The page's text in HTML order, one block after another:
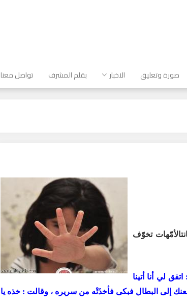
صورة وتعليق الاخبار بقلم المشرف تواصل معنا
تخوّف
لي أنا أتينا
إلى البطال فبكى فأخذَتْه من سريره ، وقالت : خذه يا